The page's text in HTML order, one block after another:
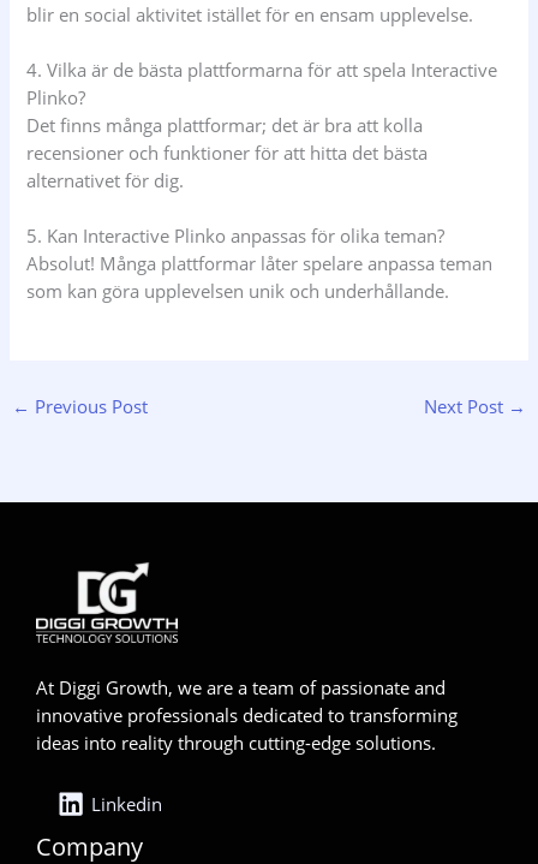
blir en social aktivitet istället för en ensam upplevelse.
4. Vilka är de bästa plattformarna för att spela Interactive
Plinko?
Det finns många plattformar; det är bra att kolla
recensioner och funktioner för att hitta det bästa
alternativet för dig.
5. Kan Interactive Plinko anpassas för olika teman?
Absolut! Många plattformar låter spelare anpassa teman
som kan göra upplevelsen unik och underhållande.
← Previous Post Next Post →
At Diggi Growth, we are a team of passionate and
innovative professionals dedicated to transforming
ideas into reality through cutting-edge solutions.
Linkedin
Company